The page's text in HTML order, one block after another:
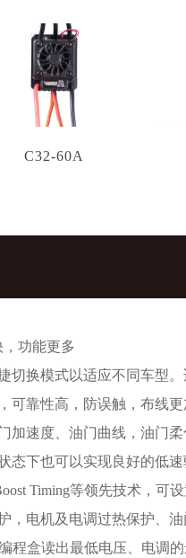
C32-60A
功能更多
切换模式以适应不同车型
可靠性高，防误触，布线
加速度、油门曲线，油门
态下也可以实现良好的低
Timing等领先技术，可
，电机及电调过热保护、
程盒读出最低电压、电调